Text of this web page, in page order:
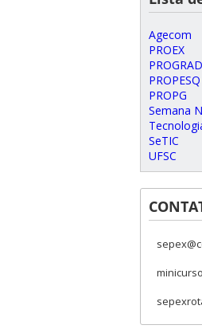
Agecom
PROEX
PROGRAD
PROPESQ
PROPG
Semana
SeTIC
UFSC